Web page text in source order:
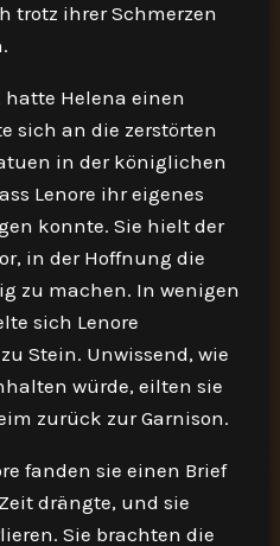
trotz ihrer Schmerzen
Helena einen
sich an die zerstörten
in der königlichen
Lenore ihr eigenes
konnte. Sie hielt der
in der Hoffnung die
zu machen. In wenigen
sich Lenore
Stein. Unwissend, wie
würde, eilten sie
zurück zur Garnison.
fanden sie einen Brief
drängte, und sie
Sie brachten die